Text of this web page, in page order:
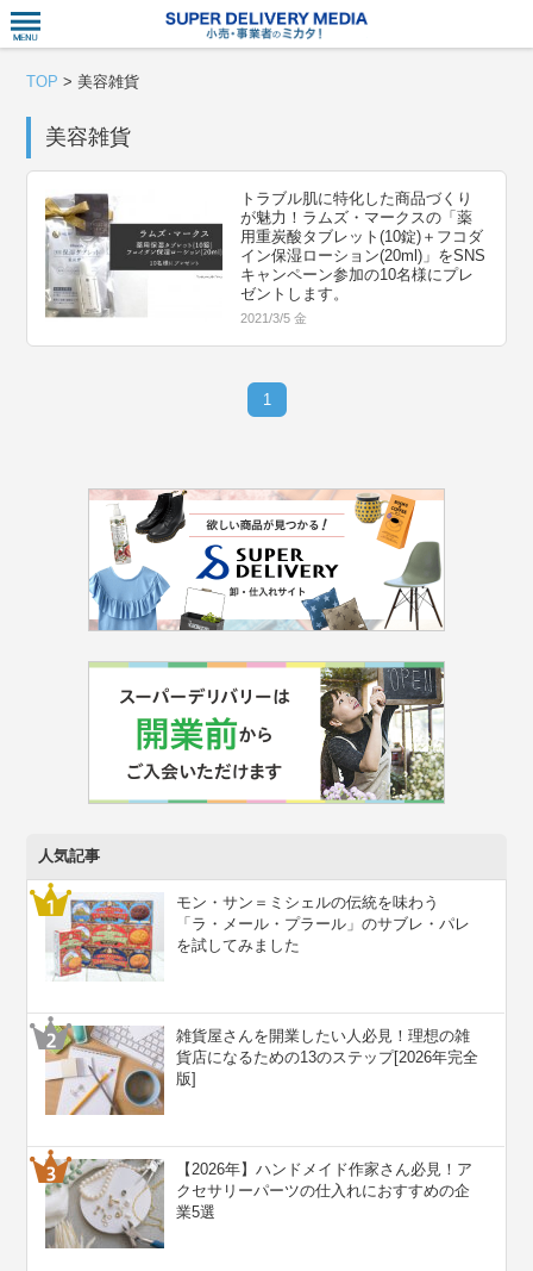
TOP >美容雑貨
美容雑貨
トラブル肌に特化した商品づくり
が魅力！ラムズ・マークスの「薬
用重炭酸タブレット(10錠)＋フコダ
イン保湿ローション(20ml)」をSNS
キャンペーン参加の10名様にプレ
ゼントします。
2021/3/5 金
1
人気記事
モン・サン＝ミシェルの伝統を味わう
「ラ・メール・プラール」のサブレ・パレ
を試してみました
雑貨屋さんを開業したい人必見！理想の雑
貨店になるための13のステップ[2026年完全
版]
【2026年】ハンドメイド作家さん必見！ア
クセサリーパーツの仕入れにおすすめの企
業5選